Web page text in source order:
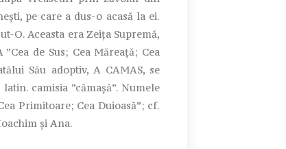
pe care a dus-o acasă la ei.
O. Aceasta era Zeița Supremă,
de Sus; Cea Măreață; Cea
Său adoptiv, A CAMAS, se
camisia ”cămașă”. Numele
Primitoare; Cea Duioasă”; cf.
și Ana.